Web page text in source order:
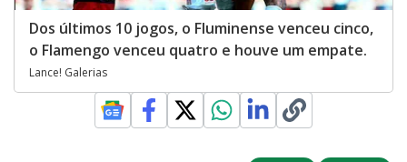
Dos últimos 10 jogos, o Fluminense venceu cinco,
o Flamengo venceu quatro e houve um empate.
Lance! Galerias